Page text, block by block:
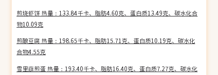
煎烧虾饼 热量：133.84千卡、脂肪4.60克、蛋白质13.49克、碳水化合
物10.09克
煎酿豆腐 热量：198.65千卡、脂肪15.71克、蛋白质10.19克、碳水化
合物4.55克
雪里蕻煎蛋 热量：193.40千卡、脂肪16.40克、蛋白质7.27克、碳水化